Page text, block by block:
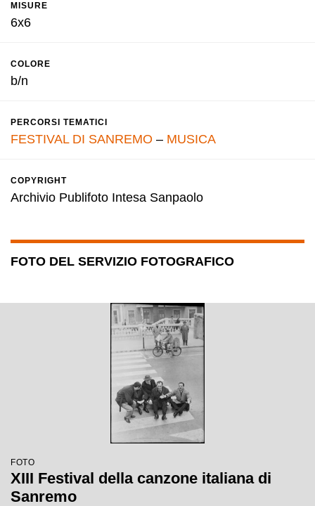
MISURE
6x6
COLORE
b/n
PERCORSI TEMATICI
FESTIVAL DI SANREMO – MUSICA
COPYRIGHT
Archivio Publifoto Intesa Sanpaolo
FOTO DEL SERVIZIO FOTOGRAFICO
FOTO
XIII Festival della canzone italiana di
Sanremo